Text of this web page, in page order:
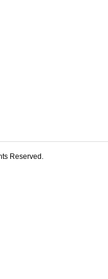
Reserved.